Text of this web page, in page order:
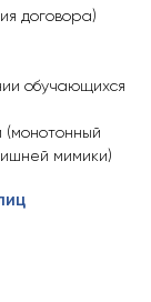
договора)
обучающихся
(монотонный
мимики)